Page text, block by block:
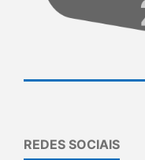
REDES SOCIAIS